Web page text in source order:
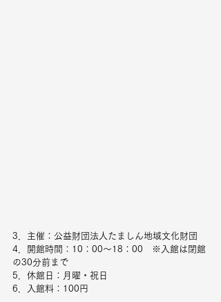
3．主催：公益財団法人たましん地域文化財団
4．開館時間：10：00～18：00　※入館は閉館
の30分前まで
5．休館日：月曜・祝日
6．入館料：100円